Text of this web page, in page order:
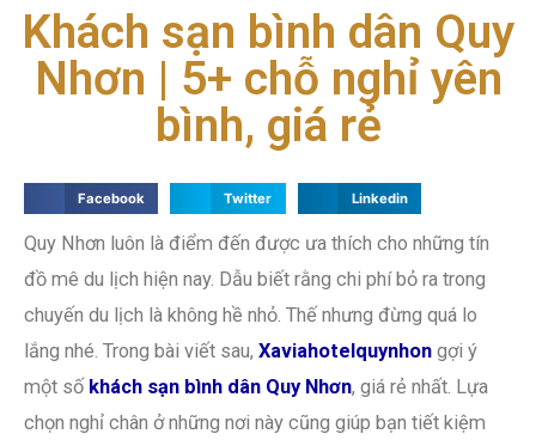
Khách sạn bình dân Quy
Nhơn | 5+ chỗ nghỉ yên
bình, giá rẻ
Facebook Twitter Linkedin
Quy Nhơn luôn là điểm đến được ưa thích cho những tín
đồ mê du lịch hiện nay. Dẫu biết rằng chi phí bỏ ra trong
chuyến du lịch là không hề nhỏ. Thế nhưng đừng quá lo
lắng nhé. Trong bài viết sau, Xaviahotelquynhon gợi ý
một số khách sạn bình dân Quy Nhơn, giá rẻ nhất. Lựa
chọn nghỉ chân ở những nơi này cũng giúp bạn tiết kiệm